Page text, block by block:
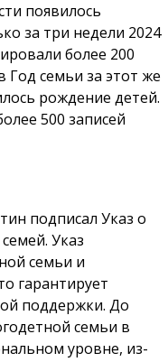
появилось
за три недели 2024
более 200
семьи за этот же
рождение детей.
500 записей
подписал Указ о
Указ
семьи и
гарантирует
поддержки. До
семьи в
уровне, из-